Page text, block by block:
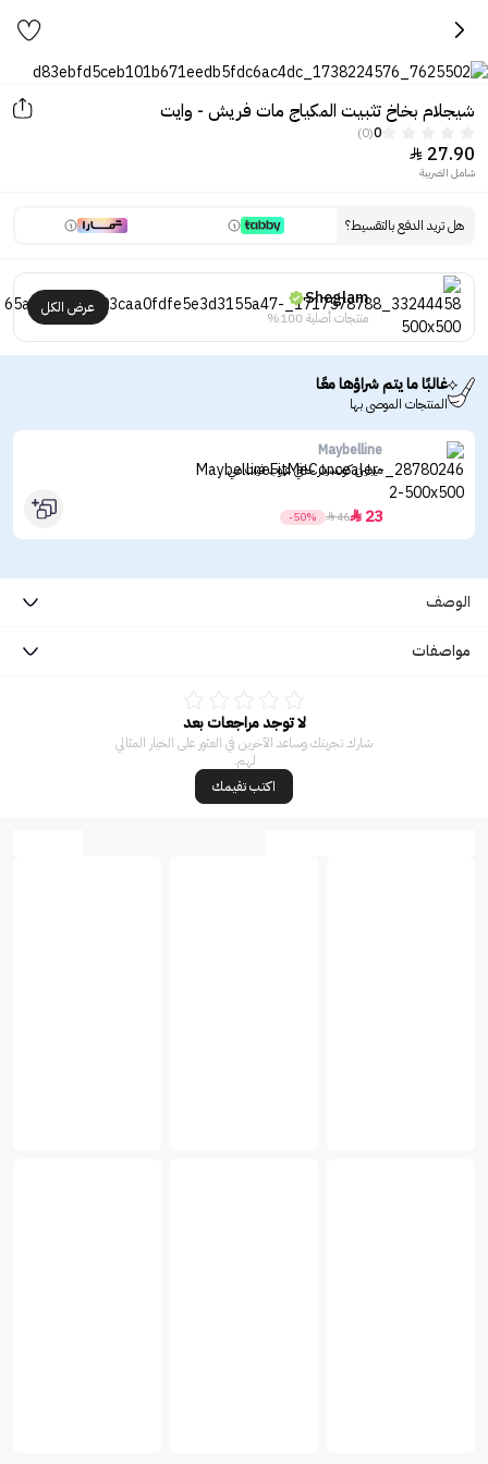
شيجلام بخاخ تثبيت المكياج مات فريش - وايت
0
(0)
27.90

شامل الضريبة
هل تريد الدفع بالتقسيط؟
Sheglam
منتجات أصلية 100%
عرض الكل
غالبًا ما يتم شراؤها معًا
المنتجات الموصى بها
Maybelline
ميبلين كونسيلر خافي عيوب فيت مي
23

46

-50%
الوصف
مواصفات
لا توجد مراجعات بعد
شارك تجربتك وساعد الآخرين في العثور على الخيار المثالي
لهم.
اكتب تقيمك